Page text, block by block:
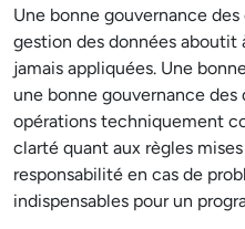
Une bonne gouvernance
gestion des données aboutit
jamais appliquées. Une
une bonne gouvernance
opérations techniquement
clarté quant aux règles
responsabilité en cas de
indispensables pour un